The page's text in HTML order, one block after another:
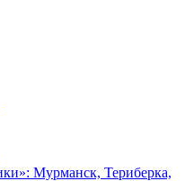
Мурманск, Териберка,